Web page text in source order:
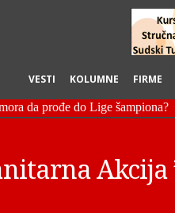
VESTI KOLUMNE FIRME
Akcija